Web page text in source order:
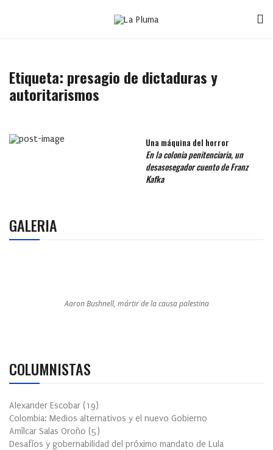
Etiqueta: presagio de dictaduras y
autoritarismos
Una máquina del horror
En la colonia penitenciaria, un
desasosegador cuento de Franz
Kafka
GALERIA
Aaron Bushnell, mártir de la causa palestina
COLUMNISTAS
Alexander Escobar (19)
Colombia: Medios alternativos y el nuevo Gobierno
Amílcar Salas Oroño (5)
Desafíos y gobernabilidad del próximo mandato de Lula